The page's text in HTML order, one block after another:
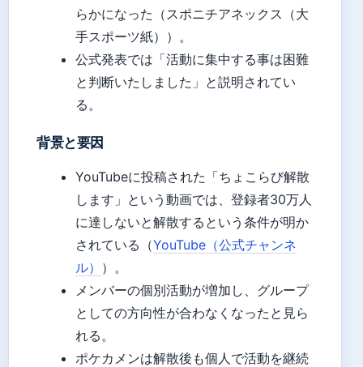
らかになった（スポニチアネックス（大
手スポーツ紙））。
公式発表では「活動に集中する事は困難
と判断いたしました」と説明されてい
る。
背景と要因
YouTubeに投稿された「ちょこらび解散
します」という動画では、登録者30万人
に達しないと解散するという条件が明か
されている（YouTube（公式チャンネ
ル） ）。
メンバーの個別活動が増加し、グループ
としての方向性が合わなくなったと見ら
れる。
ポケカメンは解散後も個人で活動を継続